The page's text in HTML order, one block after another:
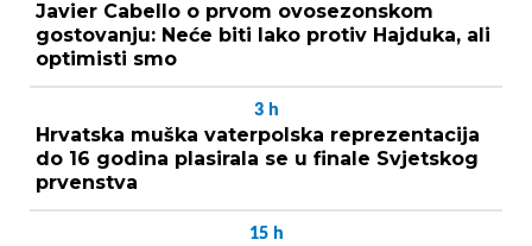
Javier Cabello o prvom ovosezonskom
gostovanju: Neće biti lako protiv Hajduka, ali
optimisti smo
3 h
Hrvatska muška vaterpolska reprezentacija
do 16 godina plasirala se u finale Svjetskog
prvenstva
15 h